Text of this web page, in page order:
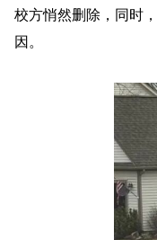
校方悄然删除 ，同时，
因。